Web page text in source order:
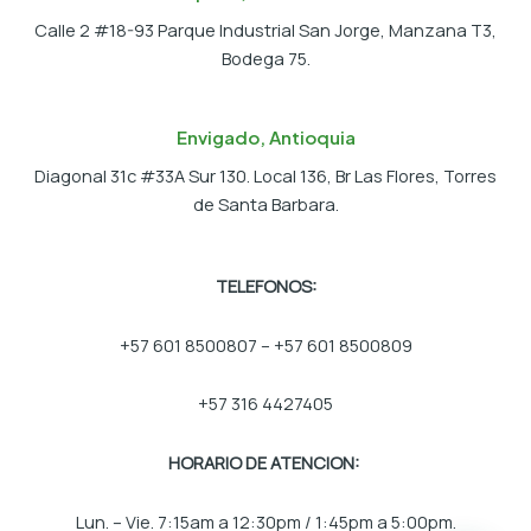
Calle 2 #18-93 Parque Industrial San Jorge, Manzana T3,
Bodega 75.
Envigado, Antioquia
Diagonal 31c #33A Sur 130. Local 136, Br Las Flores, Torres
de Santa Barbara.
TELEFONOS:
+57 601 8500807 – +57 601 8500809
+57 316 4427405
HORARIO DE ATENCION:
Lun. – Vie. 7:15am a 12:30pm / 1:45pm a 5:00pm.